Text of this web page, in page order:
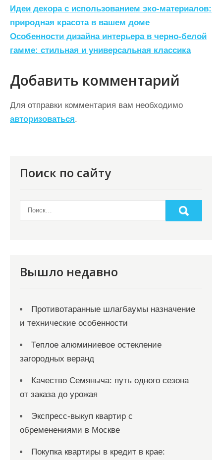
Н
а
в
и
г
а
ц
и
м
Идеи декора с использованием эко-материалов:
природная красота в вашем доме
Особенности дизайна интерьера в черно-белой
гамме: стильная и универсальная классика
Добавить комментарий
Для отправки комментария вам необходимо
авторизоваться.
Поиск по сайту
Вышло недавно
Противотаранные шлагбаумы назначение
и технические особенности
Теплое алюминиевое остекление
загородных веранд
Качество Семяныча: путь одного сезона
от заказа до урожая
Экспресс-выкуп квартир с
обременениями в Москве
Покупка квартиры в кредит в крае: